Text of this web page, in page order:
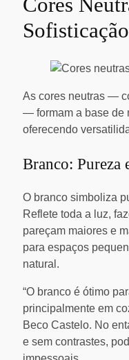
Sofisticação
As cores neutras —
— formam a base de
oferecendo
Branco: Pureza
O branco simboliza
Reflete toda a luz,
pareçam maiores e
para espaços
natural.
“O branco é ótimo
principalmente em
Beco Castelo. No
e sem contrastes,